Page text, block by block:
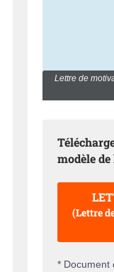
Lettre de
modèle
(Lettre
* Document